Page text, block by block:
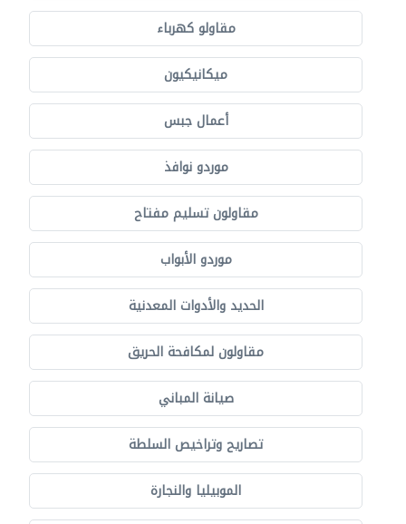
مقاولو كهرباء
ميكانيكيون
أعمال جبس
موردو نوافذ
مقاولون تسليم مفتاح
موردو الأبواب
الحديد والأدوات المعدنية
مقاولون لمكافحة الحريق
صيانة المباني
تصاريح وتراخيص السلطة
الموبيليا والنجارة